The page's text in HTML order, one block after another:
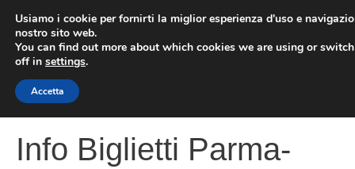
contenuto
Info Biglietti Parma-
Usiamo i cookie per fornirti la miglior esperienza d'uso e
nostro sito web.
You can find out more about which cookies we are using or
off in settings.
Accetta